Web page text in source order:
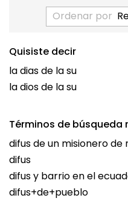
Ordenar por
Quisiste decir
la dias de la su
la dios de la su
Términos de búsqueda
difus de un misionero de
difus
difus y barrio en el
difus+de+pueblo